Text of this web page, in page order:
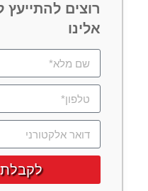
רוצים
אלינו
לקבלת